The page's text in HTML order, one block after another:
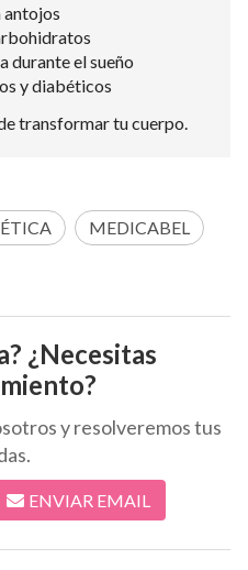
antojos
durante el sueño
y diabéticos
transformar tu cuerpo.
MEDICABEL
¿Necesitas
y resolveremos tus
ENVIAR EMAIL